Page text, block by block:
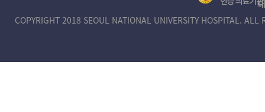
COPYRIGHT 2018 SEOUL NATIONAL UNIVERSITY HOSPITAL. ALL
복